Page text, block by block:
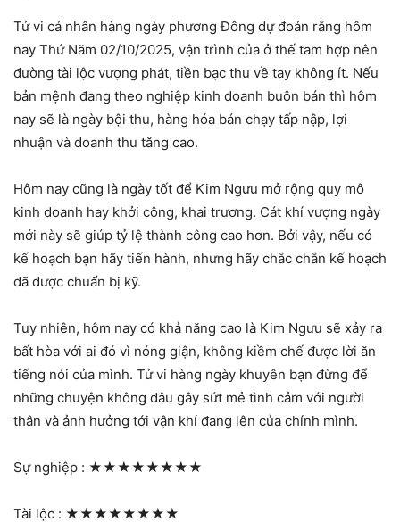
Tử vi cá nhân hàng ngày phương Đông dự đoán rằng hôm
nay Thứ Năm 02/10/2025, vận trình của ở thế tam hợp nên
đường tài lộc vượng phát, tiền bạc thu về tay không ít. Nếu
bản mệnh đang theo nghiệp kinh doanh buôn bán thì hôm
nay sẽ là ngày bội thu, hàng hóa bán chạy tấp nập, lợi
nhuận và doanh thu tăng cao.
Hôm nay cũng là ngày tốt để Kim Ngưu mở rộng quy mô
kinh doanh hay khởi công, khai trương. Cát khí vượng ngày
mới này sẽ giúp tỷ lệ thành công cao hơn. Bởi vậy, nếu có
kế hoạch bạn hãy tiến hành, nhưng hãy chắc chắn kế hoạch
đã được chuẩn bị kỹ.
Tuy nhiên, hôm nay có khả năng cao là Kim Ngưu sẽ xảy ra
bất hòa với ai đó vì nóng giận, không kiềm chế được lời ăn
tiếng nói của mình. Tử vi hàng ngày khuyên bạn đừng để
những chuyện không đâu gây sứt mẻ tình cảm với người
thân và ảnh hưởng tới vận khí đang lên của chính mình.
Sự nghiệp : ★★★★★★★★
Tài lộc : ★★★★★★★★